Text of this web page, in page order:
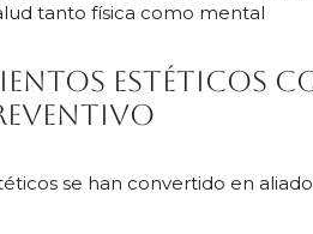
tanto física como mental
estéticos
se han convertido en